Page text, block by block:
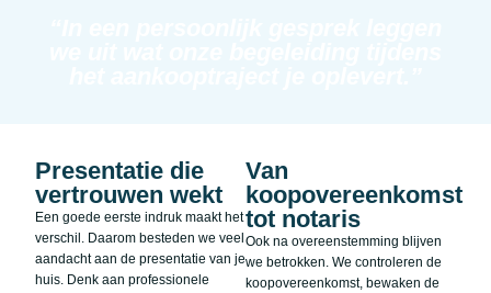
Presentatie die
vertrouwen wekt
Een goede eerste indruk maakt het
verschil. Daarom besteden we veel
aandacht aan de presentatie van je
huis. Denk aan professionele
Van
koopovereenkomst
tot notaris
Ook na overeenstemming blijven
we betrokken. We controleren de
koopovereenkomst, bewaken de